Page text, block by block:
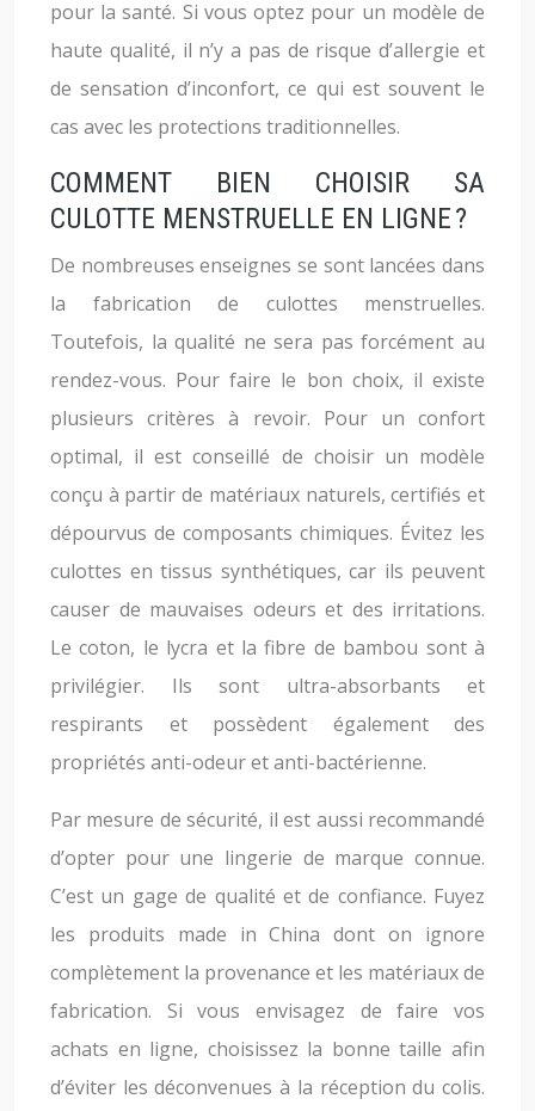
pour la santé. Si vous optez pour un modèle de
haute qualité, il n’y a pas de risque d’allergie et
de sensation d’inconfort, ce qui est souvent le
cas avec les protections traditionnelles.
COMMENT BIEN CHOISIR SA
CULOTTE MENSTRUELLE EN LIGNE ?
De nombreuses enseignes se sont lancées dans
la fabrication de culottes menstruelles.
Toutefois, la qualité ne sera pas forcément au
rendez-vous. Pour faire le bon choix, il existe
plusieurs critères à revoir. Pour un confort
optimal, il est conseillé de choisir un modèle
conçu à partir de matériaux naturels, certifiés et
dépourvus de composants chimiques. Évitez les
culottes en tissus synthétiques, car ils peuvent
causer de mauvaises odeurs et des irritations.
Le coton, le lycra et la fibre de bambou sont à
privilégier. Ils sont ultra-absorbants et
respirants et possèdent également des
propriétés anti-odeur et anti-bactérienne.
Par mesure de sécurité, il est aussi recommandé
d’opter pour une lingerie de marque connue.
C’est un gage de qualité et de confiance. Fuyez
les produits made in China dont on ignore
complètement la provenance et les matériaux de
fabrication. Si vous envisagez de faire vos
achats en ligne, choisissez la bonne taille afin
d’éviter les déconvenues à la réception du colis.